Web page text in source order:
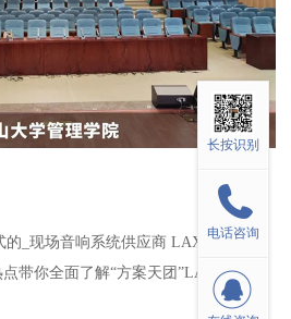
的_现场音响系统供应商 LAX
带你全面了解“方案天团”LAX
长按识别
电话咨询